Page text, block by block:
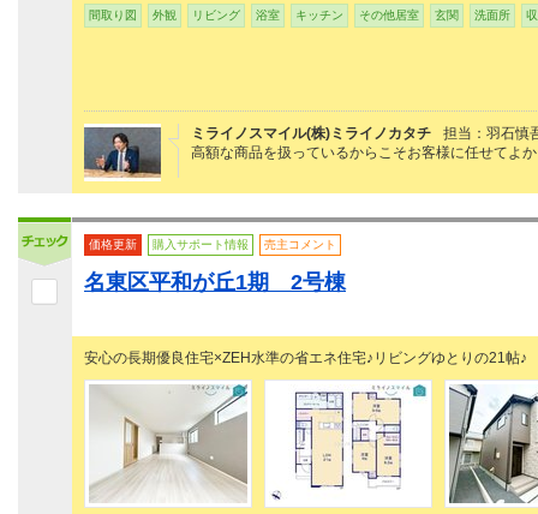
間取り図 外観 リビング 浴室 キッチン その他居室 玄関 洗面所
ミライノスマイル(株)ミライノカタチ
担当：羽石慎
高額な商品を扱っているからこそお客様に任せてよ
価格更新 購入サポート情報 売主コメント
名東区平和が丘1期 2号棟
安心の長期優良住宅×ZEH水準の省エネ住宅♪リビングゆとりの21帖♪